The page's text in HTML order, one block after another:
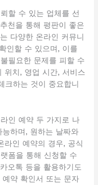
할 수 있는 업체를 선
천을 통해 평판이 좋은
다양한 온라인 커뮤니
인할 수 있으며, 이를
필요한 문제를 피할 수
위치, 영업 시간, 서비스
크하는 것이 중요합니
인 예약 두 가지로 나
하며, 원하는 날짜와
라인 예약의 경우, 공식
폼을 통해 신청할 수
오톡 등을 활용하기도
약 확인서 또는 문자